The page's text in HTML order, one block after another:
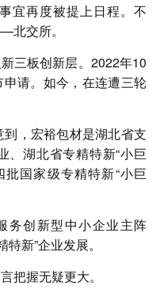
宜再度被提上日程。不
北交所。
三板创新层。2022年10
请。如今，在连遭三轮
，宏裕包材是湖北省支
、湖北省专精特新“小巨
国家级专精特新“小巨
务创新型中小企业主阵
新”企业发展。
把握无疑更大。